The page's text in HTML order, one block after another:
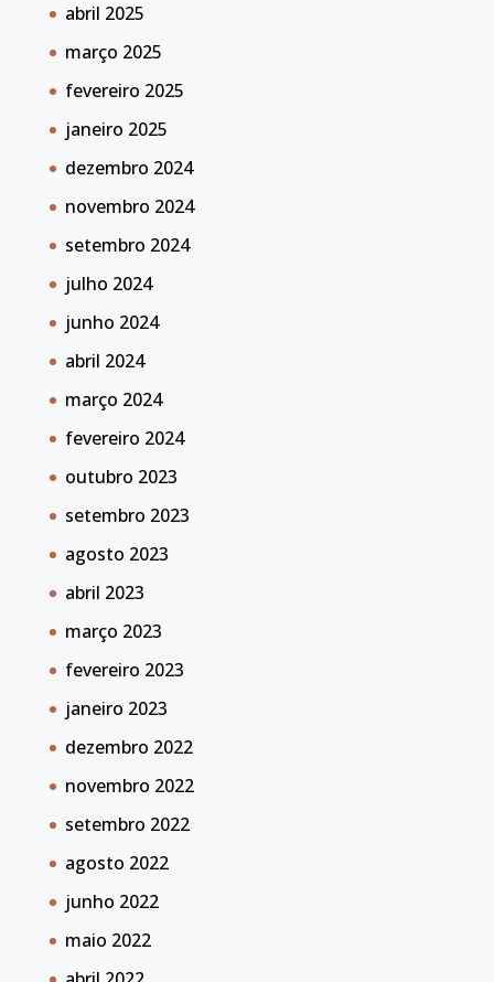
abril 2025
março 2025
fevereiro 2025
janeiro 2025
dezembro 2024
novembro 2024
setembro 2024
julho 2024
junho 2024
abril 2024
março 2024
fevereiro 2024
outubro 2023
setembro 2023
agosto 2023
abril 2023
março 2023
fevereiro 2023
janeiro 2023
dezembro 2022
novembro 2022
setembro 2022
agosto 2022
junho 2022
maio 2022